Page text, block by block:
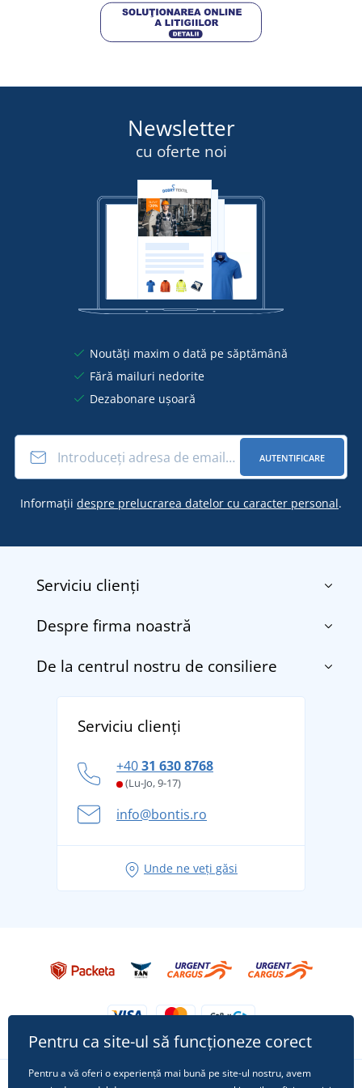
Newsletter
cu oferte noi
Noutăți maxim o dată pe săptămână
Fără mailuri nedorite
Dezabonare ușoară
AUTENTIFICARE
Informații despre prelucrarea datelor cu caracter personal.
Serviciu clienți
Contact
Transport și plată
Returnarea bunurilor și reclamații
Politica de confidențialitate a datelor cu caracter
Despre firma noastră
Despre noi
De la centrul nostru de consiliere
tradiție din 1976
și în siguranță
Aventura de vară începe cu bagajul - pregătiți-vă
Tricoul preferat City în rol principal: ținute pentru
Serviciu clienți
+4031 630 8768
(Lu-Jo, 9-17)
info@bontis.ro
Unde ne veți găsi
Pentru ca site-ul să funcționeze corect
Pentru a vă oferi o experiență mai bună pe site-ul nostru, avem